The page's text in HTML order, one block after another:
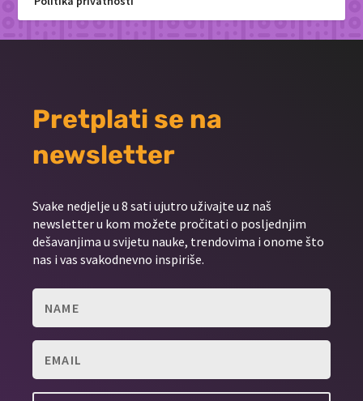
Pretplati se na
newsletter
Svake nedjelje u 8 sati ujutro uživajte uz naš
newsletter u kom možete pročitati o posljednjim
dešavanjima u svijetu nauke, trendovima i onome što
nas i vas svakodnevno inspiriše.